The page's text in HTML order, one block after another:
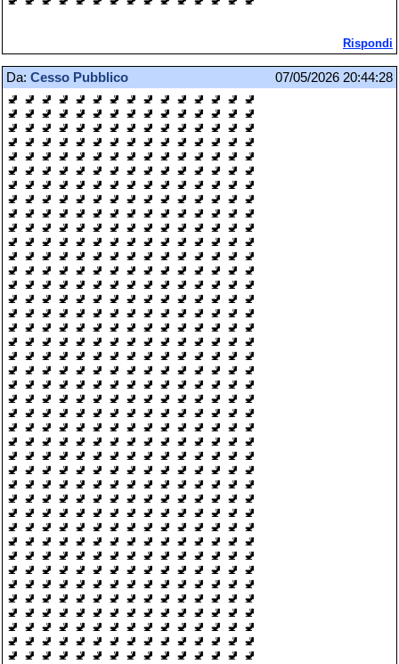
Rispondi
Da: Cesso Pubblico
07/05/2026 20:44:28
🚽 🚽 🚽 🚽 🚽 🚽 🚽 🚽 🚽 🚽 🚽 🚽 🚽 🚽 🚽
🚽 🚽 🚽 🚽 🚽 🚽 🚽 🚽 🚽 🚽 🚽 🚽 🚽 🚽 🚽
🚽 🚽 🚽 🚽 🚽 🚽 🚽 🚽 🚽 🚽 🚽 🚽 🚽 🚽 🚽
🚽 🚽 🚽 🚽 🚽 🚽 🚽 🚽 🚽 🚽 🚽 🚽 🚽 🚽 🚽
🚽 🚽 🚽 🚽 🚽 🚽 🚽 🚽 🚽 🚽 🚽 🚽 🚽 🚽 🚽
🚽 🚽 🚽 🚽 🚽 🚽 🚽 🚽 🚽 🚽 🚽 🚽 🚽 🚽 🚽
🚽 🚽 🚽 🚽 🚽 🚽 🚽 🚽 🚽 🚽 🚽 🚽 🚽 🚽 🚽
🚽 🚽 🚽 🚽 🚽 🚽 🚽 🚽 🚽 🚽 🚽 🚽 🚽 🚽 🚽
🚽 🚽 🚽 🚽 🚽 🚽 🚽 🚽 🚽 🚽 🚽 🚽 🚽 🚽 🚽
🚽 🚽 🚽 🚽 🚽 🚽 🚽 🚽 🚽 🚽 🚽 🚽 🚽 🚽 🚽
🚽 🚽 🚽 🚽 🚽 🚽 🚽 🚽 🚽 🚽 🚽 🚽 🚽 🚽 🚽
🚽 🚽 🚽 🚽 🚽 🚽 🚽 🚽 🚽 🚽 🚽 🚽 🚽 🚽 🚽
🚽 🚽 🚽 🚽 🚽 🚽 🚽 🚽 🚽 🚽 🚽 🚽 🚽 🚽 🚽
🚽 🚽 🚽 🚽 🚽 🚽 🚽 🚽 🚽 🚽 🚽 🚽 🚽 🚽 🚽
🚽 🚽 🚽 🚽 🚽 🚽 🚽 🚽 🚽 🚽 🚽 🚽 🚽 🚽 🚽
🚽 🚽 🚽 🚽 🚽 🚽 🚽 🚽 🚽 🚽 🚽 🚽 🚽 🚽 🚽
🚽 🚽 🚽 🚽 🚽 🚽 🚽 🚽 🚽 🚽 🚽 🚽 🚽 🚽 🚽
🚽 🚽 🚽 🚽 🚽 🚽 🚽 🚽 🚽 🚽 🚽 🚽 🚽 🚽 🚽
🚽 🚽 🚽 🚽 🚽 🚽 🚽 🚽 🚽 🚽 🚽 🚽 🚽 🚽 🚽
🚽 🚽 🚽 🚽 🚽 🚽 🚽 🚽 🚽 🚽 🚽 🚽 🚽 🚽 🚽
🚽 🚽 🚽 🚽 🚽 🚽 🚽 🚽 🚽 🚽 🚽 🚽 🚽 🚽 🚽
🚽 🚽 🚽 🚽 🚽 🚽 🚽 🚽 🚽 🚽 🚽 🚽 🚽 🚽 🚽
🚽 🚽 🚽 🚽 🚽 🚽 🚽 🚽 🚽 🚽 🚽 🚽 🚽 🚽 🚽
🚽 🚽 🚽 🚽 🚽 🚽 🚽 🚽 🚽 🚽 🚽 🚽 🚽 🚽 🚽
🚽 🚽 🚽 🚽 🚽 🚽 🚽 🚽 🚽 🚽 🚽 🚽 🚽 🚽 🚽
🚽 🚽 🚽 🚽 🚽 🚽 🚽 🚽 🚽 🚽 🚽 🚽 🚽 🚽 🚽
🚽 🚽 🚽 🚽 🚽 🚽 🚽 🚽 🚽 🚽 🚽 🚽 🚽 🚽 🚽
🚽 🚽 🚽 🚽 🚽 🚽 🚽 🚽 🚽 🚽 🚽 🚽 🚽 🚽 🚽
🚽 🚽 🚽 🚽 🚽 🚽 🚽 🚽 🚽 🚽 🚽 🚽 🚽 🚽 🚽
🚽 🚽 🚽 🚽 🚽 🚽 🚽 🚽 🚽 🚽 🚽 🚽 🚽 🚽 🚽
🚽 🚽 🚽 🚽 🚽 🚽 🚽 🚽 🚽 🚽 🚽 🚽 🚽 🚽 🚽
🚽 🚽 🚽 🚽 🚽 🚽 🚽 🚽 🚽 🚽 🚽 🚽 🚽 🚽 🚽
🚽 🚽 🚽 🚽 🚽 🚽 🚽 🚽 🚽 🚽 🚽 🚽 🚽 🚽 🚽
🚽 🚽 🚽 🚽 🚽 🚽 🚽 🚽 🚽 🚽 🚽 🚽 🚽 🚽 🚽
🚽 🚽 🚽 🚽 🚽 🚽 🚽 🚽 🚽 🚽 🚽 🚽 🚽 🚽 🚽
🚽 🚽 🚽 🚽 🚽 🚽 🚽 🚽 🚽 🚽 🚽 🚽 🚽 🚽 🚽
🚽 🚽 🚽 🚽 🚽 🚽 🚽 🚽 🚽 🚽 🚽 🚽 🚽 🚽 🚽
🚽 🚽 🚽 🚽 🚽 🚽 🚽 🚽 🚽 🚽 🚽 🚽 🚽 🚽 🚽
🚽 🚽 🚽 🚽 🚽 🚽 🚽 🚽 🚽 🚽 🚽 🚽 🚽 🚽 🚽
🚽 🚽 🚽 🚽 🚽 🚽 🚽 🚽 🚽 🚽 🚽 🚽 🚽 🚽 🚽